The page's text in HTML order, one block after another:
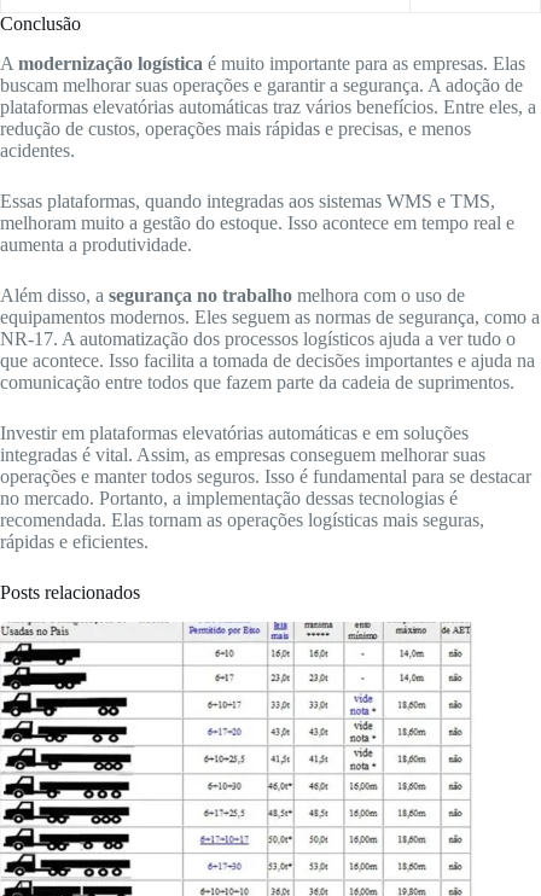
Conclusão
A modernização logística é muito importante para as empresas. Elas
buscam melhorar suas operações e garantir a segurança. A adoção de
plataformas elevatórias automáticas traz vários benefícios. Entre eles, a
redução de custos, operações mais rápidas e precisas, e menos
acidentes.
Essas plataformas, quando integradas aos sistemas WMS e TMS,
melhoram muito a gestão do estoque. Isso acontece em tempo real e
aumenta a produtividade.
Além disso, a segurança no trabalho melhora com o uso de
equipamentos modernos. Eles seguem as normas de segurança, como a
NR-17. A automatização dos processos logísticos ajuda a ver tudo o
que acontece. Isso facilita a tomada de decisões importantes e ajuda na
comunicação entre todos que fazem parte da cadeia de suprimentos.
Investir em plataformas elevatórias automáticas e em soluções
integradas é vital. Assim, as empresas conseguem melhorar suas
operações e manter todos seguros. Isso é fundamental para se destacar
no mercado. Portanto, a implementação dessas tecnologias é
recomendada. Elas tornam as operações logísticas mais seguras,
rápidas e eficientes.
Posts relacionados